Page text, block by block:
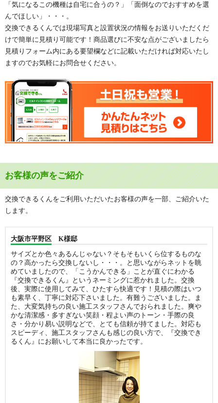
「気になるこの機種は自宅に合うの？」「面倒なのでおすすめを選
んでほしい」・・・。
交換できるくんでは現場写真と設置状況の情報をお送りいただくだ
けで簡単に見積り可能です！商品選びに不安な点がございましたら
見積りフォーム内にある要望欄などに記載いただければ対応いたし
ますのでお気軽にお問合せください。
お客様の声をご紹介
交換できるくんをご利用いただいたお客様の声を一部、ご紹介いた
します。
大阪市平野区 K様邸
サイズとか色々あるんじゃない？そもそもいくら位するものな
の？高かったら交換しないし・・・。と思いながらネットを眺
めていましたので、「こうかんできる」ことが直ぐにわかる
『交換できるくん』というネーミングに惹かれました。交換
後、実際に使用してみて、ひたすら快適です！見積の際はいつ
も素早く、丁寧に対応下さいました。有難うございました。ま
た、大変気持ちの良い施工スタッフさんでおられました。爽や
かな清潔感・多すぎない笑顔・程よい声のトーン・手際の良
さ・分かり易い説明などで、とても信頼が持てました。対応も
スピーディ、施工スタッフさんも感じの良い方で、『交換でき
るくん』にお願いして本当に良かったです。